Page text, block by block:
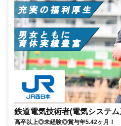
鉄道電気技術者(電気システ
高卒以上◎未経験◎賞与年5.42ヶ月！